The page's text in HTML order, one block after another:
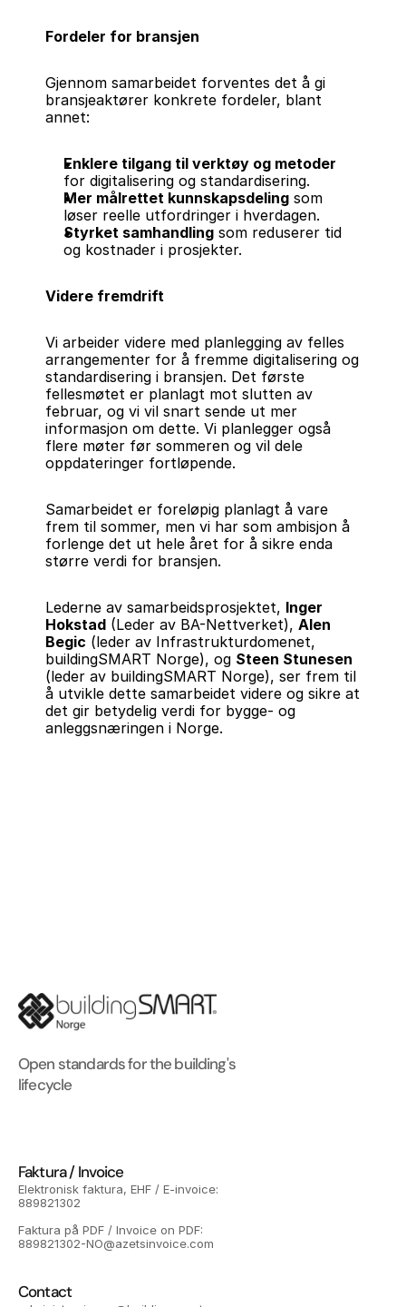
Fordeler for bransjen
Gjennom samarbeidet forventes det å gi
bransjeaktører konkrete fordeler, blant
annet:
Enklere tilgang til verktøy og metoder
for digitalisering og standardisering.
Mer målrettet kunnskapsdeling som
løser reelle utfordringer i hverdagen.
Styrket samhandling som reduserer tid
og kostnader i prosjekter.
Videre fremdrift
Vi arbeider videre med planlegging av felles
arrangementer for å fremme digitalisering og
standardisering i bransjen. Det første
fellesmøtet er planlagt mot slutten av
februar, og vi vil snart sende ut mer
informasjon om dette. Vi planlegger også
flere møter før sommeren og vil dele
oppdateringer fortløpende.
Samarbeidet er foreløpig planlagt å vare
frem til sommer, men vi har som ambisjon å
forlenge det ut hele året for å sikre enda
større verdi for bransjen.
Lederne av samarbeidsprosjektet, Inger
Hokstad (Leder av BA-Nettverket), Alen
Begic (leder av Infrastrukturdomenet,
buildingSMART Norge), og Steen Stunesen
(leder av buildingSMART Norge), ser frem til
å utvikle dette samarbeidet videre og sikre at
det gir betydelig verdi for bygge- og
anleggsnæringen i Norge.
Open standards for the building's
lifecycle
Faktura / Invoice
Elektronisk faktura, EHF / E-invoice:
889821302
Faktura på PDF / Invoice on PDF:
889821302-NO@azetsinvoice.com
Contact